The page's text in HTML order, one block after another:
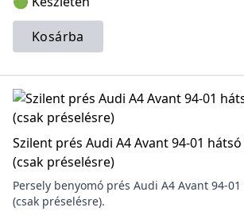
Kosárba
Szilent prés Audi A4 Avant 94-01
(csak préselésre)
Persely benyomó prés Audi A4 Avant 94-
(csak préselésre).